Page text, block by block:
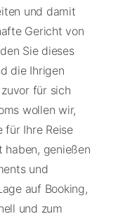
und damit
Gericht von
Sie dieses
die Ihrigen
für sich
wollen wir,
für Ihre Reise
haben, genießen
und
auf Booking,
und zum